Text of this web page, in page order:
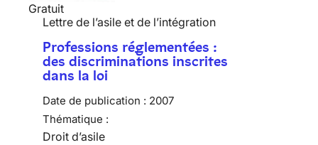
Gratuit
Lettre de l’asile et de l’intégration
Professions réglementées :
des discriminations inscrites
dans la loi
Date de publication : 2007
Thématique :
Droit d’asile